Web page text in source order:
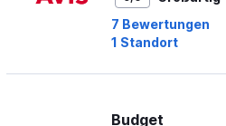
7 Bewertungen
1 Standort
Budget